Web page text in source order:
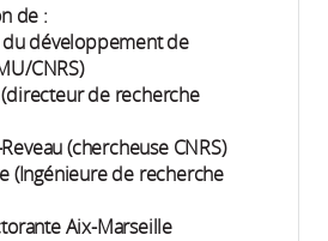
de :
développement de
CNRS)
de recherche
(chercheuse CNRS)
(Ingénieure de recherche
Aix-Marseille